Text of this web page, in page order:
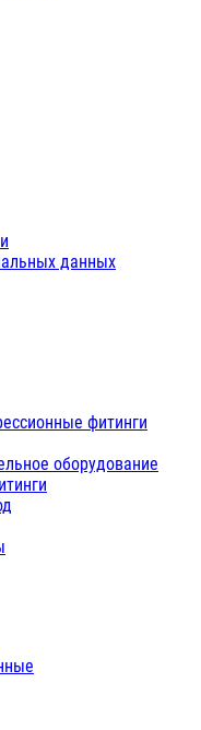
данных
фитинги
оборудование